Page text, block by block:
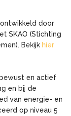
door
SKAO (Stichting
Bekijk hier
en actief
en bij de
van energie- en
op niveau 5